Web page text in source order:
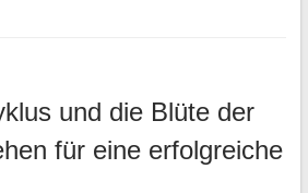
und die Blüte der
für eine erfolgreiche